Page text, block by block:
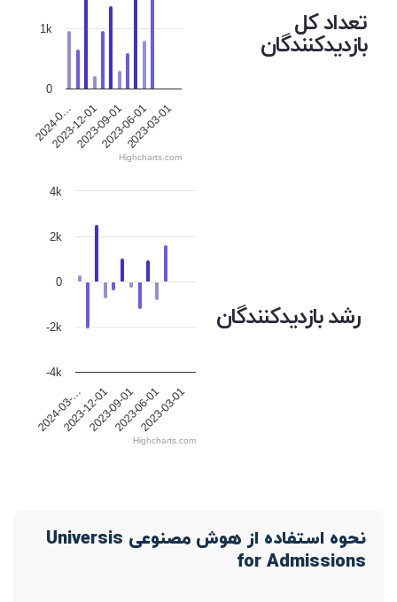
تعداد کل
بازدیدکنندگان
2024-0…
2023-12-012023-09-012023-06-012023-03-01
0
1k
Highcharts.com
رشد بازدیدکنندگان
2024-03-…
2023-12-012023-09-012023-06-012023-03-01
-4k
-2k
0
2k
4k
Highcharts.com
نحوه استفاده از هوش مصنوعی Universis
for Admissions